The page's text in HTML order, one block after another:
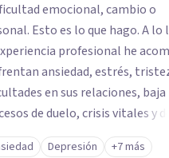
emocional, cambio o
es lo que hago. A lo largo de
profesional he
ansiedad, estrés,
en sus relaciones, baja
de duelo, crisis vitales y
adaptación a nuevas etapas
Depresión +7 más